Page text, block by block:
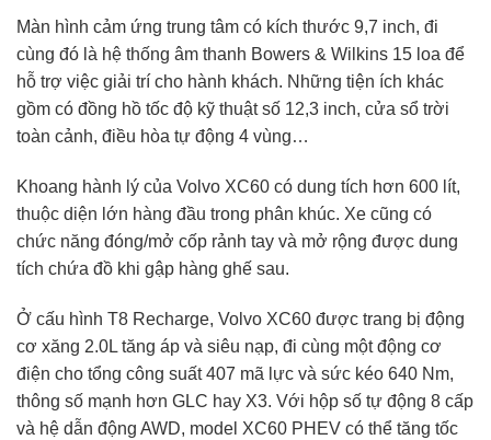
Màn hình cảm ứng trung tâm có kích thước 9,7 inch, đi
cùng đó là hệ thống âm thanh Bowers & Wilkins 15 loa để
hỗ trợ việc giải trí cho hành khách. Những tiện ích khác
gồm có đồng hồ tốc độ kỹ thuật số 12,3 inch, cửa sổ trời
toàn cảnh, điều hòa tự động 4 vùng…
Khoang hành lý của Volvo XC60 có dung tích hơn 600 lít,
thuộc diện lớn hàng đầu trong phân khúc. Xe cũng có
chức năng đóng/mở cốp rảnh tay và mở rộng được dung
tích chứa đồ khi gập hàng ghế sau.
Ở cấu hình T8 Recharge, Volvo XC60 được trang bị động
cơ xăng 2.0L tăng áp và siêu nạp, đi cùng một động cơ
điện cho tổng công suất 407 mã lực và sức kéo 640 Nm,
thông số mạnh hơn GLC hay X3. Với hộp số tự động 8 cấp
và hệ dẫn động AWD, model XC60 PHEV có thể tăng tốc